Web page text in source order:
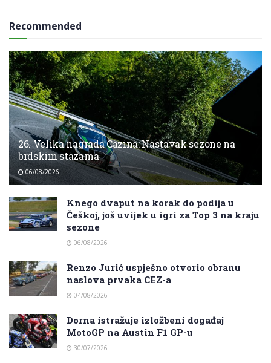
Recommended
26. Velika nagrada Cazina: Nastavak sezone na
brdskim stazama
06/08/2026
Knego dvaput na korak do podija u
Češkoj, još uvijek u igri za Top 3 na kraju
sezone
06/08/2026
Renzo Jurić uspješno otvorio obranu
naslova prvaka CEZ-a
04/08/2026
Dorna istražuje izložbeni događaj
MotoGP na Austin F1 GP-u
30/07/2026